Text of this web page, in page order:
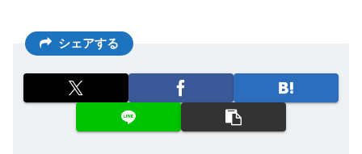
シェアする